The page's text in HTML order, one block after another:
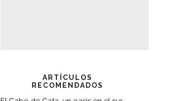
ARTÍCULOS
RECOMENDADOS